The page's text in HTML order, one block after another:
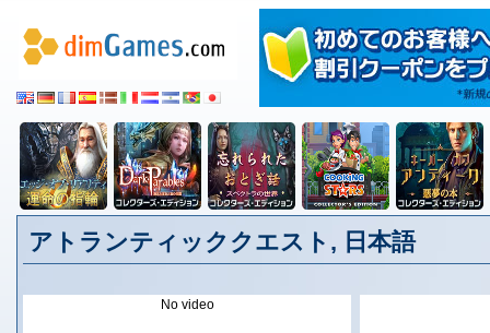
アトランティッククエスト, 日本語
No video